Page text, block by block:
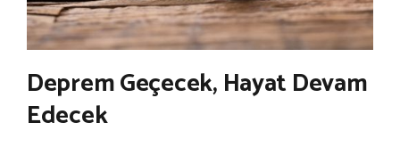
Deprem Geçecek, Hayat Devam
Edecek